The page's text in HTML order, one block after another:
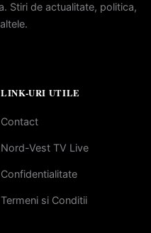
Stiri de actualitate, politica,
LINK-URI UTILE
Contact
Nord-Vest TV Live
Confidentialitate
Termeni si Conditii